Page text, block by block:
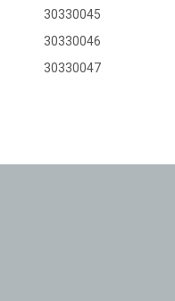
30330045
30330046
30330047